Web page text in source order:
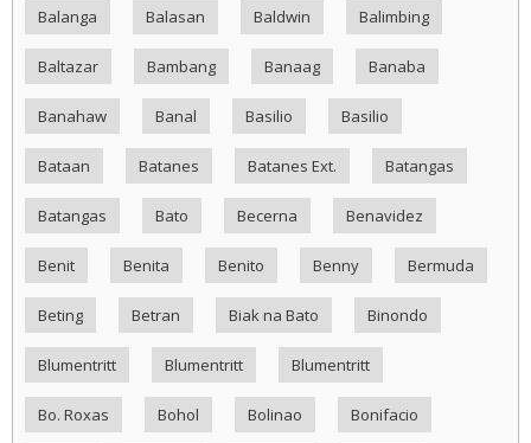
Balanga Balasan Baldwin Balimbing
Baltazar Bambang Banaag Banaba
Banahaw Banal Basilio Basilio
Bataan Batanes Batanes Ext. Batangas
Batangas Bato Becerna Benavidez
Benit Benita Benito Benny Bermuda
Beting Betran Biak na Bato Binondo
Blumentritt Blumentritt Blumentritt
Bo. Roxas Bohol Bolinao Bonifacio